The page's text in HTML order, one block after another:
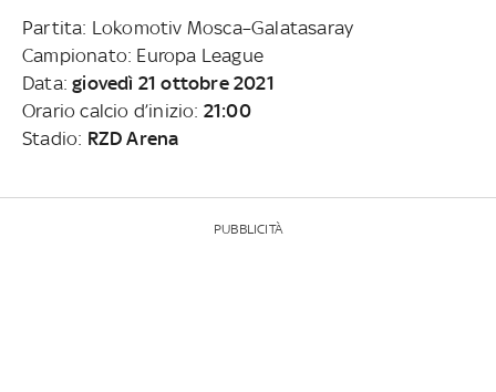
Partita: Lokomotiv Mosca–Galatasaray
Campionato: Europa League
Data:giovedì 21 ottobre 2021
Orario calcio d’inizio: 21:00
Stadio: RZD Arena
PUBBLICITÀ